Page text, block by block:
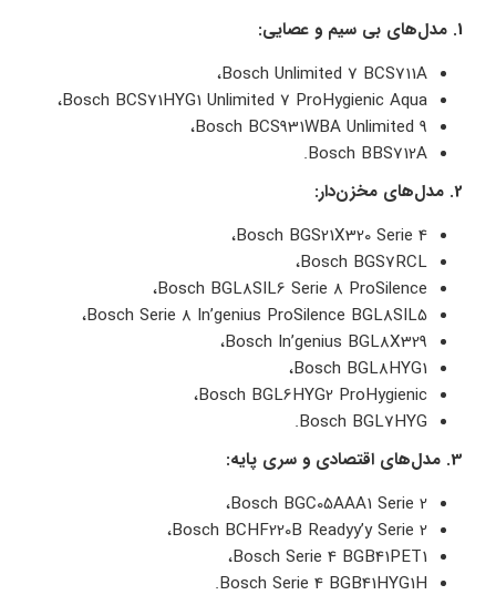
1. مدل‌های بی سیم و عصایی:
Bosch Unlimited 7 BCS711A،
Bosch BCS71HYG1 Unlimited 7 ProHygienic Aqua،
Bosch BCS931WBA Unlimited 9،
Bosch BBS712A.
2. مدل‌های مخزن‌دار:
Bosch BGS21X320 Serie 4،
Bosch BGS7RCL،
Bosch BGL8SIL6 Serie 8 ProSilence،
Bosch Serie 8 In’genius ProSilence BGL8SIL5،
Bosch In’genius BGL8X329،
Bosch BGL8HYG1،
Bosch BGL6HYG2 ProHygienic،
Bosch BGL7HYG.
3. مدل‌های اقتصادی و سری پایه:
Bosch BGC05AAA1 Serie 2،
Bosch BCHF220B Readyy’y Serie 2،
Bosch Serie 4 BGB41PET1،
Bosch Serie 4 BGB41HYG1H.